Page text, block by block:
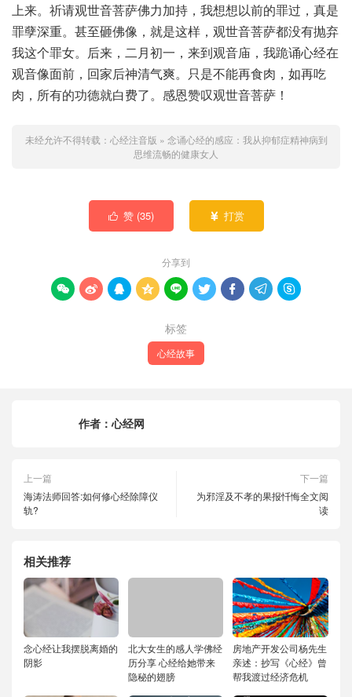
上来。祈请观世音菩萨佛力加持，我想想以前的罪过，真是
罪孽深重。甚至砸佛像，就是这样，观世音菩萨都没有抛弃
我这个罪女。后来，二月初一，来到观音庙，我跪诵心经在
观音像面前，回家后神清气爽。只是不能再食肉，如再吃
肉，所有的功德就白费了。感恩赞叹观世音菩萨！
未经允许不得转载： 心经注音版 » 念诵心经的感应：我从抑郁症精神病到
思维流畅的健康女人
 赞 (35)  打赏
分享到
        
标签
心经故事
作者： 心经网
上一篇
海涛法师回答:如何修心经除障仪
轨?
下一篇
为邪淫及不孝的果报忏悔全文阅
读
相关推荐
念心经让我摆脱离婚的
阴影
北大女生的感人学佛经
历分享 心经给她带来
隐秘的翅膀
房地产开发公司杨先生
亲述：抄写《心经》曾
帮我渡过经济危机